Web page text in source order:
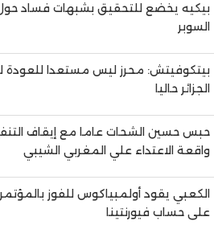
بيكيه يخضع للتحقيق بشبهات فساد
السوبر
بيتكوفيتش: محرز ليس مستعدا للعودة
الجزائر حاليا
حبس حسين الشحات عاما مع إيقاف
واقعة الاعتداء علي المغربي الشيبي
الكعبي يقود أولمبياكوس للفوز بالمؤتمر
على حساب فيورنتينا